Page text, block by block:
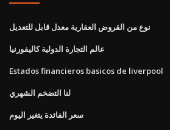
نوع من القروض العقارية معدل قابل للتعديل
عالم التجارة الدولية كاليفورنيا
Estados financieros basicos de liverpool
لنا التضخم الشهري
سعر الفائدة يتغير اليوم